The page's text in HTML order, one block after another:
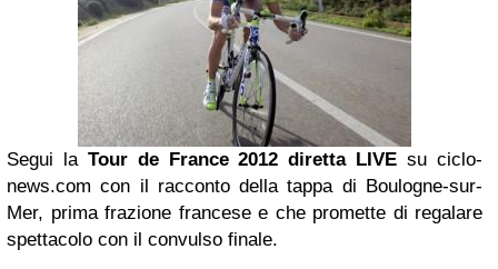
Segui la Tour de France 2012 diretta LIVE su ciclo-
news.com con il racconto della tappa di Boulogne-sur-
Mer, prima frazione francese e che promette di regalare
spettacolo con il convulso finale.